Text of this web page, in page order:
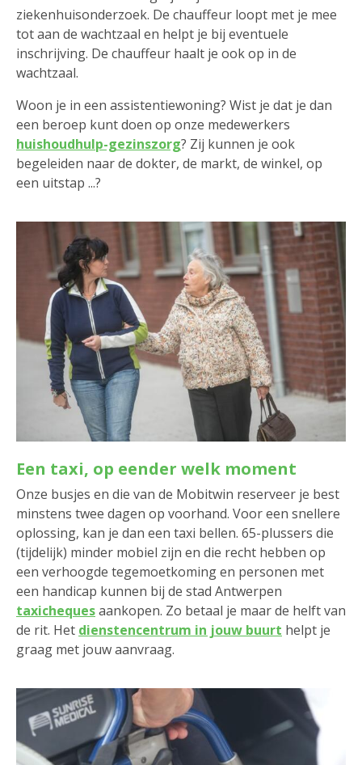
ziekenhuisonderzoek. De chauffeur loopt met je mee
tot aan de wachtzaal en helpt je bij eventuele
inschrijving. De chauffeur haalt je ook op in de
wachtzaal.
Woon je in een assistentiewoning? Wist je dat je dan
een beroep kunt doen op onze medewerkers
huishoudhulp-gezinszorg? Zij kunnen je ook
begeleiden naar de dokter, de markt, de winkel, op
een uitstap ...?
Een taxi, op eender welk moment
Onze busjes en die van de Mobitwin reserveer je best
minstens twee dagen op voorhand. Voor een snellere
oplossing, kan je dan een taxi bellen. 65-plussers die
(tijdelijk) minder mobiel zijn en die recht hebben op
een verhoogde tegemoetkoming en personen met
een handicap kunnen bij de stad Antwerpen
taxichequesaankopen. Zo betaal je maar de helft van
de rit. Het dienstencentrum in jouw buurt helpt je
graag met jouw aanvraag.